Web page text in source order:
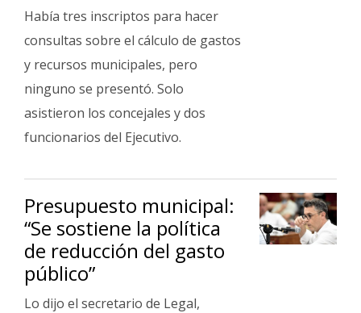
Había tres inscriptos para hacer
consultas sobre el cálculo de gastos
y recursos municipales, pero
ninguno se presentó. Solo
asistieron los concejales y dos
funcionarios del Ejecutivo.
Presupuesto municipal:
“Se sostiene la política
de reducción del gasto
público”
Lo dijo el secretario de Legal,